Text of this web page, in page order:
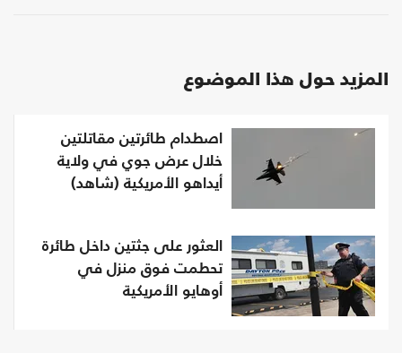
المزيد حول هذا الموضوع
اصطدام طائرتين مقاتلتين
خلال عرض جوي في ولاية
أيداهو الأمريكية (شاهد)
العثور على جثتين داخل طائرة
تحطمت فوق منزل في
أوهايو الأمريكية